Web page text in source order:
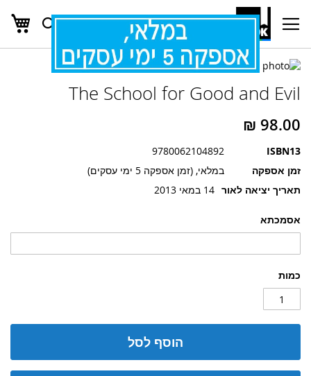
Skip
Content
חפש
אסמכתא
כמות
הוסף לסל
The School for Good and Evil
ISBN13
9780062104892
זמן אספקה
במלאי, (זמן אספקה 5 ימי עסקים)
תאריך יציאה לאור 14 במאי 2013
לדלג
של
תמונות
להתחלה
גלריית
תמונות